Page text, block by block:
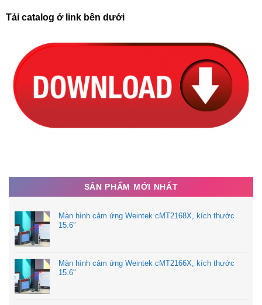
Tải catalog ở link bên dưới
SẢN PHẨM MỚI NHẤT
Màn hình cảm ứng Weintek cMT2168X, kích thước
15.6″
Màn hình cảm ứng Weintek cMT2166X, kích thước
15.6″